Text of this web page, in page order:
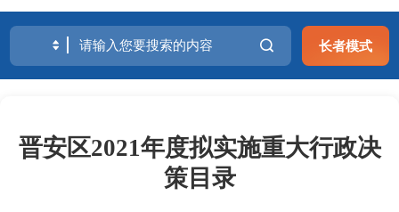
长者模式
晋安区2021年度拟实施重大行政决
策目录